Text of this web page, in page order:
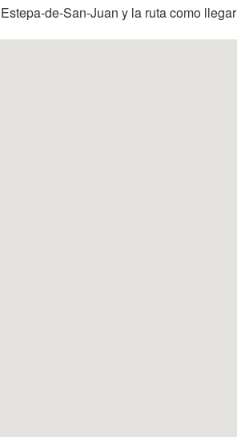
de-San-Juan y la ruta como llegar